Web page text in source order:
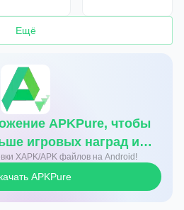
Ещё
APKPure, чтобы
игровых наград и
скидок
XAPK/APK файлов на Android!
APKPure